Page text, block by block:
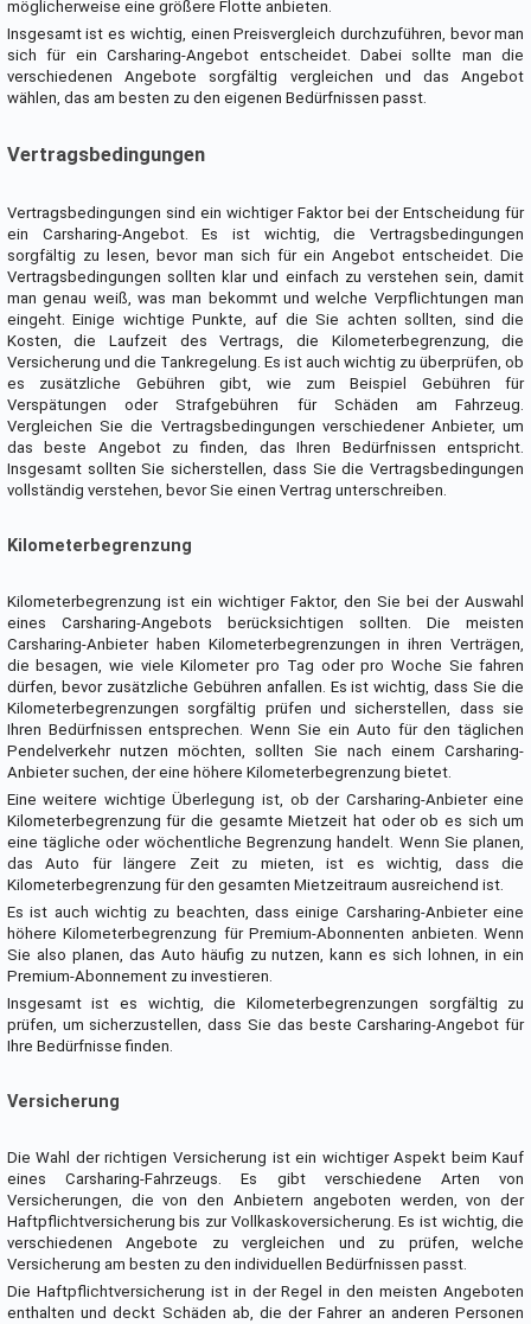
möglicherweise eine größere Flotte anbieten.
Insgesamt ist es wichtig, einen Preisvergleich durchzuführen, bevor man
sich für ein Carsharing-Angebot entscheidet. Dabei sollte man die
verschiedenen Angebote sorgfältig vergleichen und das Angebot
wählen, das am besten zu den eigenen Bedürfnissen passt.
Vertragsbedingungen
Vertragsbedingungen sind ein wichtiger Faktor bei der Entscheidung für
ein Carsharing-Angebot. Es ist wichtig, die Vertragsbedingungen
sorgfältig zu lesen, bevor man sich für ein Angebot entscheidet. Die
Vertragsbedingungen sollten klar und einfach zu verstehen sein, damit
man genau weiß, was man bekommt und welche Verpflichtungen man
eingeht. Einige wichtige Punkte, auf die Sie achten sollten, sind die
Kosten, die Laufzeit des Vertrags, die Kilometerbegrenzung, die
Versicherung und die Tankregelung. Es ist auch wichtig zu überprüfen, ob
es zusätzliche Gebühren gibt, wie zum Beispiel Gebühren für
Verspätungen oder Strafgebühren für Schäden am Fahrzeug.
Vergleichen Sie die Vertragsbedingungen verschiedener Anbieter, um
das beste Angebot zu finden, das Ihren Bedürfnissen entspricht.
Insgesamt sollten Sie sicherstellen, dass Sie die Vertragsbedingungen
vollständig verstehen, bevor Sie einen Vertrag unterschreiben.
Kilometerbegrenzung
Kilometerbegrenzung ist ein wichtiger Faktor, den Sie bei der Auswahl
eines Carsharing-Angebots berücksichtigen sollten. Die meisten
Carsharing-Anbieter haben Kilometerbegrenzungen in ihren Verträgen,
die besagen, wie viele Kilometer pro Tag oder pro Woche Sie fahren
dürfen, bevor zusätzliche Gebühren anfallen. Es ist wichtig, dass Sie die
Kilometerbegrenzungen sorgfältig prüfen und sicherstellen, dass sie
Ihren Bedürfnissen entsprechen. Wenn Sie ein Auto für den täglichen
Pendelverkehr nutzen möchten, sollten Sie nach einem Carsharing-
Anbieter suchen, der eine höhere Kilometerbegrenzung bietet.
Eine weitere wichtige Überlegung ist, ob der Carsharing-Anbieter eine
Kilometerbegrenzung für die gesamte Mietzeit hat oder ob es sich um
eine tägliche oder wöchentliche Begrenzung handelt. Wenn Sie planen,
das Auto für längere Zeit zu mieten, ist es wichtig, dass die
Kilometerbegrenzung für den gesamten Mietzeitraum ausreichend ist.
Es ist auch wichtig zu beachten, dass einige Carsharing-Anbieter eine
höhere Kilometerbegrenzung für Premium-Abonnenten anbieten. Wenn
Sie also planen, das Auto häufig zu nutzen, kann es sich lohnen, in ein
Premium-Abonnement zu investieren.
Insgesamt ist es wichtig, die Kilometerbegrenzungen sorgfältig zu
prüfen, um sicherzustellen, dass Sie das beste Carsharing-Angebot für
Ihre Bedürfnisse finden.
Versicherung
Die Wahl der richtigen Versicherung ist ein wichtiger Aspekt beim Kauf
eines Carsharing-Fahrzeugs. Es gibt verschiedene Arten von
Versicherungen, die von den Anbietern angeboten werden, von der
Haftpflichtversicherung bis zur Vollkaskoversicherung. Es ist wichtig, die
verschiedenen Angebote zu vergleichen und zu prüfen, welche
Versicherung am besten zu den individuellen Bedürfnissen passt.
Die Haftpflichtversicherung ist in der Regel in den meisten Angeboten
enthalten und deckt Schäden ab, die der Fahrer an anderen Personen